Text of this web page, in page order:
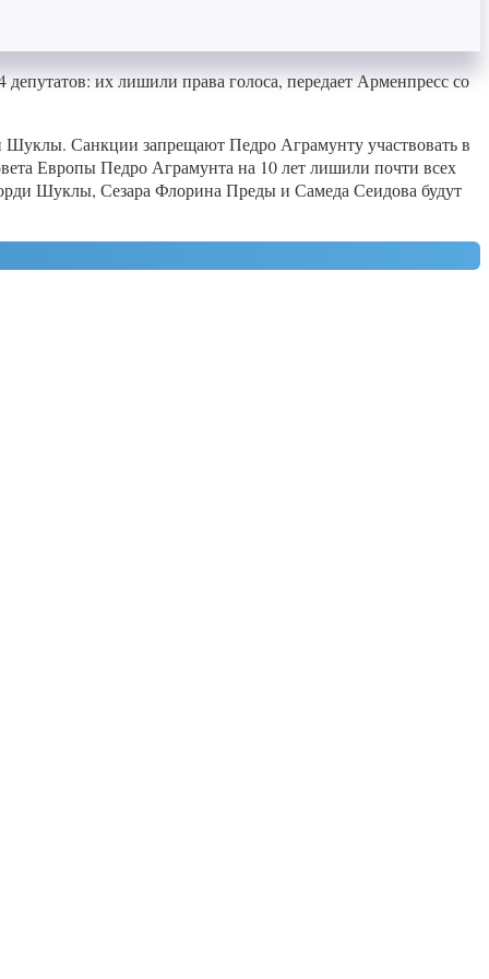
их лишили права голоса, передает Арменпресс со
Санкции запрещают Педро Аграмунту участвовать в
Европы Педро Аграмунта на 10 лет лишили почти всех
Шуклы, Сезара Флорина Преды и Самеда Сеидова будут